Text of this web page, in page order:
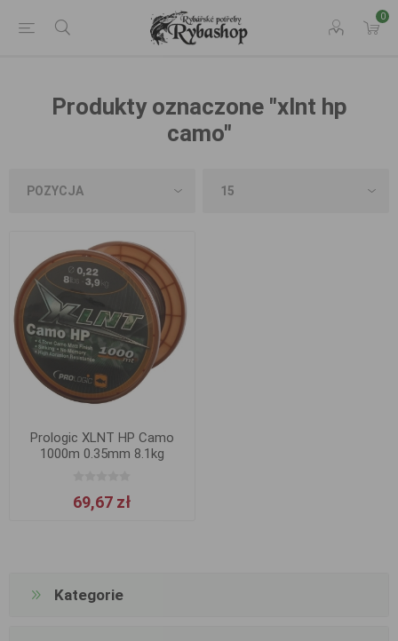
0
Produkty oznaczone "xlnt hp
camo"
Prologic XLNT HP Camo
1000m 0.35mm 8.1kg
69,67 zł
Kategorie